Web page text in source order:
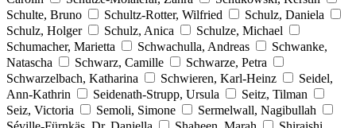
Schulte, Bruno
Schultz-Rotter, Wilfried
Schulz, Daniela
Schulz, Holger
Schulz, Anica
Schulze, Michael
Schumacher, Marietta
Schwachulla, Andreas
Schwanke,
Natascha
Schwarz, Camille
Schwarze, Petra
Schwarzelbach, Katharina
Schwieren, Karl-Heinz
Seidel,
Ann-Kathrin
Seidenath-Strupp, Ursula
Seitz, Tilman
Seiz, Victoria
Semoli, Simone
Sermelwall, Nagibullah